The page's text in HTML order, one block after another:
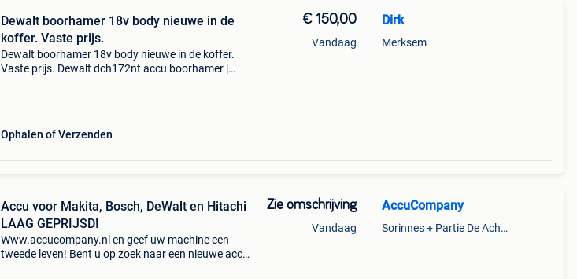
Dewalt boorhamer 18v body nieuwe in de
koffer. Vaste prijs.
Dewalt boorhamer 18v body nieuwe in de koffer.
Vaste prijs. Dewalt dch172nt accu boorhamer |
Ophalen of Verzenden
€ 150,00
Vandaag
Dirk
Merksem
Accu voor Makita, Bosch, DeWalt en Hitachi
LAAG GEPRIJSD!
Www.accucompany.nl en geef uw machine een
tweede leven! Bent u op zoek naar een nieuwe accu
Zie omschrijving
Vandaag
AccuCompany
Sorinnes + Partie De Achene